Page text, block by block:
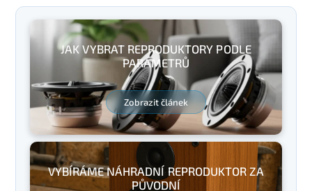
JAK VYBRAT REPRODUKTORY PODLE
PARAMETRŮ
Zobrazit článek
VYBÍRÁME NÁHRADNÍ REPRODUKTOR ZA
PŮVODNÍ